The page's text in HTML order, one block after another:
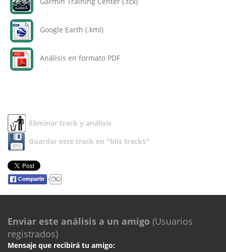
Google Earth (.kml)
Análisis en formato PDF
Eliminar track y análisis
Guardar este track en "Mis tracks"
Enviar este análisis a un amigo (Usuarios
registrados)
Mensaje que recibirá tu amigo: